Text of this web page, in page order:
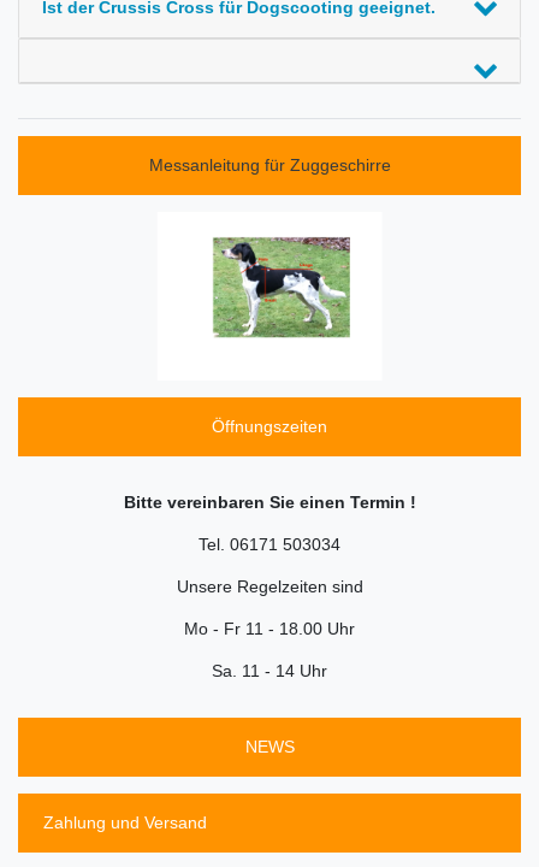
Ist der Crussis Cross für Dogscooting geeignet.
Messanleitung für Zuggeschirre
Öffnungszeiten
Bitte vereinbaren Sie einen Termin !
Tel. 06171 503034
Unsere Regelzeiten sind
Mo - Fr 11 - 18.00 Uhr
Sa. 11 - 14 Uhr
NEWS
Zahlung und Versand